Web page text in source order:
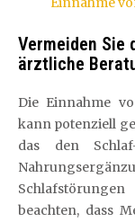
Vermeiden Sie
ärztliche
Die Einnahme
kann potenziell
das den
beachten, dass